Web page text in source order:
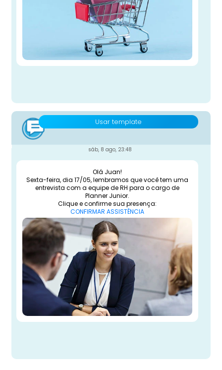
Usar template
sáb, 8 ago, 23:48
Olá Juan!
Sexta-feira, dia 17/05, lembramos que você tem uma
entrevista com a equipe de RH para o cargo de
Planner Junior.
Clique e confirme sua presença:
CONFIRMAR ASSISTÊNCIA